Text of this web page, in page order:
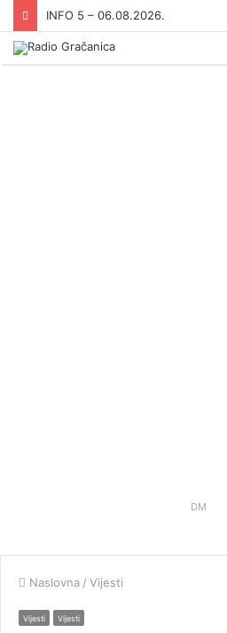
INFO 5 – 05.08.2026
DM
Naslovna / Vijesti
Vijesti Vijesti